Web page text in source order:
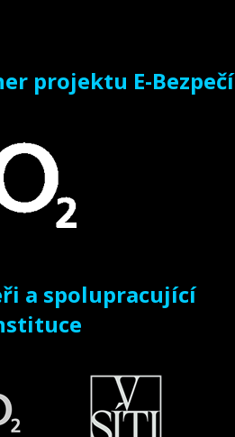
projektu E-Bezpečí
a spolupracující